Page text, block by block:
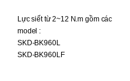
u
o
f
Lực siết từ 2~12 N.m gồm các
model :
SKD-BK960L
SKD-BK960LF